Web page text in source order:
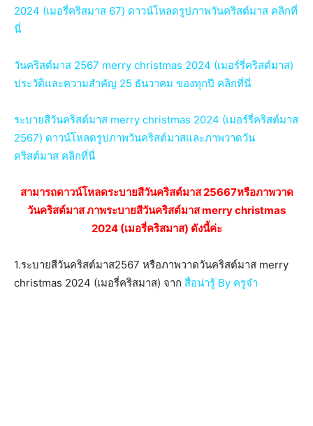
2024 (เมอรี่คริสมาส 67) ดาวน์โหลดรูปภาพวันคริสต์มาส คลิกที่
นี่
วันคริสต์มาส 2567 merry christmas 2024 (เมอร์รี่คริสต์มาส)
ประวัติและความสำคัญ 25 ธันวาคม ของทุกปี คลิกที่นี่
ระบายสีวันคริสต์มาส merry christmas 2024 (เมอร์รี่คริสต์มาส
2567) ดาวน์โหลดรูปภาพวันคริสต์มาสและภาพวาดวัน
คริสต์มาส คลิกที่นี่
สามารถดาวน์โหลดระบายสีวันคริสต์มาส 25667หรือภาพวาด
วันคริสต์มาส ภาพระบายสีวันคริสต์มาส merry christmas
2024 (เมอรี่คริสมาส) ดังนี้ค่ะ
1.ระบายสีวันคริสต์มาส2567 หรือภาพวาดวันคริสต์มาส merry
christmas 2024 (เมอรี่คริสมาส) จาก สื่อน่ารู้ By ครูจ๋า